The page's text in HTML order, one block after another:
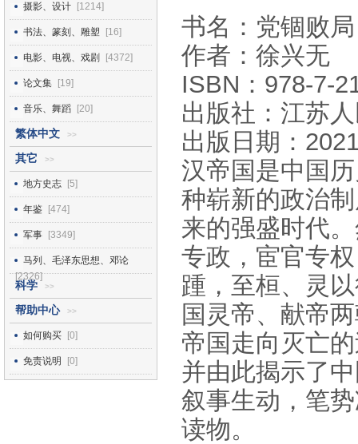
摄影、设计 [1214]
书法、篆刻、雕塑 [16]
电影、电视、戏剧 [4372]
论文集 [19]
音乐、舞蹈 [20]
繁体中文 >>
其它 >>
地方史志 [5]
年鉴 [474]
军事 [3349]
马列、毛泽东思想、邓论
[2326]
科学 >>
帮助中心 >>
如何购买 [0]
免责说明 [0]
书名：党锢败局
作者：徐兴无
ISBN：978-7-
出版社：江苏
出版日期：
汉帝国是中国
种崭新的政治
来的强盛时代
专政，宦官专
踵，至桓、灵
国灵帝、献帝
帝国走向灭亡
并由此揭示了
叙事生动，笔
读物。